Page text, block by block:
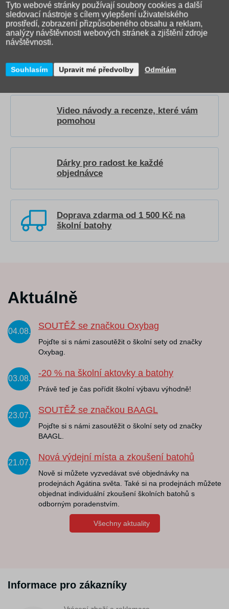
průvodce.
Video návody a recenze, které vám
pomohou
Dárky pro radost ke každé
objednávce
Doprava zdarma od 1 500 Kč na
školní batohy
Aktuálně
04.08.
SOUTĚŽ se značkou Oxybag
Pojďte si s námi zasoutěžit o školní sety od značky
Oxybag.
03.08.
-20 % na školní aktovky a batohy
Právě teď je čas pořídit školní výbavu výhodně!
23.07.
SOUTĚŽ se značkou BAAGL
Pojďte si s námi zasoutěžit o školní sety od značky
BAAGL.
21.07.
Nová výdejní místa a zkoušení batohů
Nově si můžete vyzvedávat své objednávky na
prodejnách Agátina světa. Také si na prodejnách můžete
objednat individuální zkoušení školních batohů s
odborným poradenstvím.
Všechny aktuality
Informace pro zákazníky
Tyto webové stránky používají soubory cookies a další
sledovací nástroje s cílem vylepšení uživatelského
prostředí, zobrazení přizpůsobeného obsahu a reklam,
analýzy návštěvnosti webových stránek a zjištění zdroje
návštěvnosti.
Souhlasím Upravit mé předvolby Odmítám